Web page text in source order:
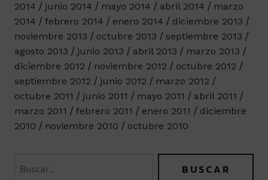
2014
junio 2014 mayo 2014 abril 2014
marzo
2014
febrero 2014 enero 2014
diciembre 2013
noviembre 2013
octubre 2013
septiembre 2013
agosto 2013
junio 2013 abril 2013
marzo 2013
diciembre 2012
noviembre 2012
octubre 2012
septiembre 2012
junio 2012
marzo 2012
octubre 2011
junio 2011 mayo 2011
abril 2011
marzo 2011
febrero 2011 enero 2011
diciembre
2010
noviembre 2010 octubre 2010